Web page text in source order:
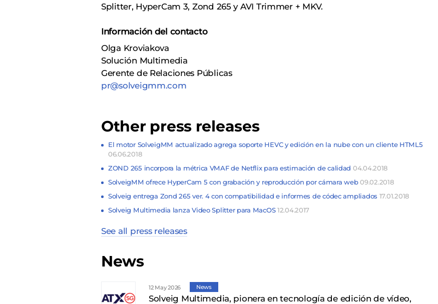
Splitter, HyperCam 3, Zond 265 y AVI Trimmer + MKV.
Información del contacto
Olga Kroviakova
Solución Multimedia
Gerente de Relaciones Públicas
pr@solveigmm.com
Other press releases
El motor SolveigMM actualizado agrega soporte HEVC y edición en la nube con un cliente HTML5
06.06.2018
ZOND 265 incorpora la métrica VMAF de Netflix para estimación de calidad 04.04.2018
SolveigMM ofrece HyperCam 5 con grabación y reproducción por cámara web09.02.2018
Solveig entrega Zond 265 ver. 4 con compatibilidad e informes de códec ampliados 17.01.2018
Solveig Multimedia lanza Video Splitter para MacOS12.04.2017
See all press releases
News
12 May 2026 News
Solveig Multimedia, pionera en tecnología de edición de vídeo,